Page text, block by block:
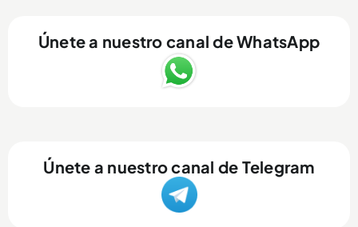
Únete a nuestro canal de WhatsApp
Únete a nuestro canal de Telegram